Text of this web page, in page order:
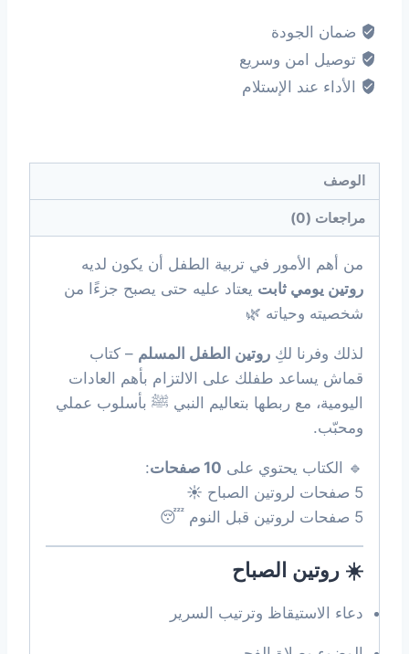
ضمان الجودة
توصيل امن وسريع
الأداء عند الإستلام
الوصف
مراجعات (0)
من أهم الأمور في تربية الطفل أن يكون لديه
روتين يومي ثابت يعتاد عليه حتى يصبح جزءًا من
شخصيته وحياته 🌿
لذلك وفرنا لكِ روتين الطفل المسلم – كتاب
قماش يساعد طفلك على الالتزام بأهم العادات
اليومية، مع ربطها بتعاليم النبي ﷺ بأسلوب عملي
ومحبّب.
🔹 الكتاب يحتوي على 10 صفحات
:
5 صفحات لروتين الصباح ☀️
5 صفحات لروتين قبل النوم 😴
☀️ روتين الصباح
دعاء الاستيقاظ وترتيب السرير